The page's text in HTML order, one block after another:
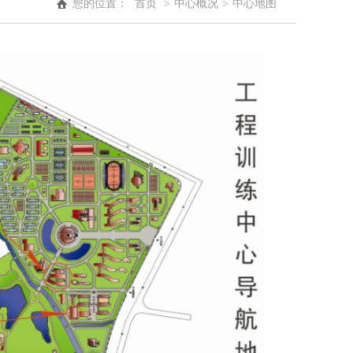
您的位置： 首页 > 中心概况 > 中心地图